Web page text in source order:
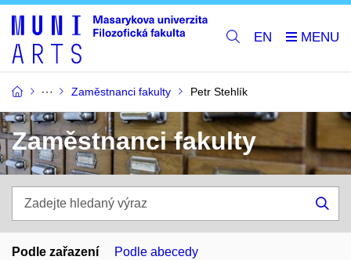
EN
Zaměstnanci fakulty Petr Stehlík
Zaměstnanci fakulty
hledaný
výraz
Podle zařazení Podle abecedy